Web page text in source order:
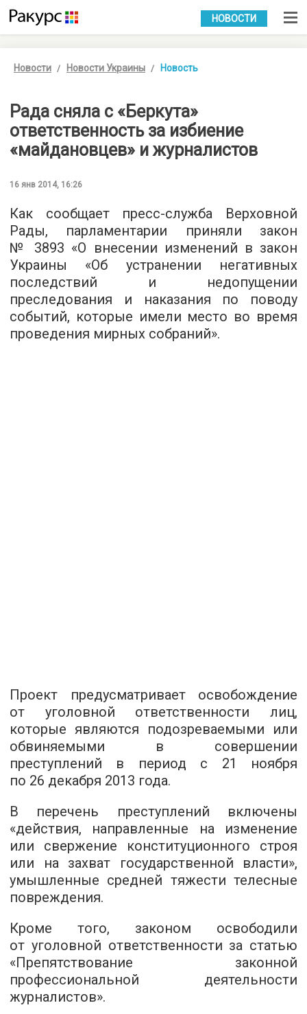
УКР РУС
НОВОСТИ
Новости Новости Украины Новость
Рада сняла с «Беркута»
ответственность за избиение
«майдановцев» и журналистов
16 янв 2014, 16:26
Как сообщает пресс-служба Верховной
Рады, парламентарии приняли закон
№ 3893 «О внесении изменений в закон
Украины «Об устранении негативных
последствий и недопущении
преследования и наказания по поводу
событий, которые имели место во время
проведения мирных собраний».
Проект предусматривает освобождение
от уголовной ответственности лиц,
которые являются подозреваемыми или
обвиняемыми в совершении
преступлений в период с 21 ноября
по 26 декабря 2013 года.
В перечень преступлений включены
«действия, направленные на изменение
или свержение конституционного строя
или на захват государственной власти»,
умышленные средней тяжести телесные
повреждения.
Кроме того, законом освободили
от уголовной ответственности за статью
«Препятствование законной
профессиональной деятельности
журналистов».